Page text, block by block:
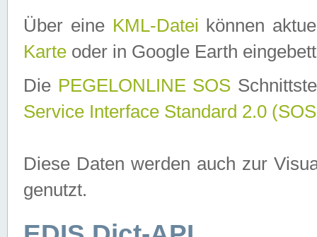
Über eine KML-Datei können
Karte oder in Google Earth
Die PEGELONLINE SOS
Service Interface Standard 2.0
Diese Daten werden auch zur
genutzt.